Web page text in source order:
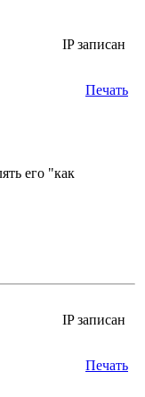
IP записан
Печать
его "как
IP записан
Печать